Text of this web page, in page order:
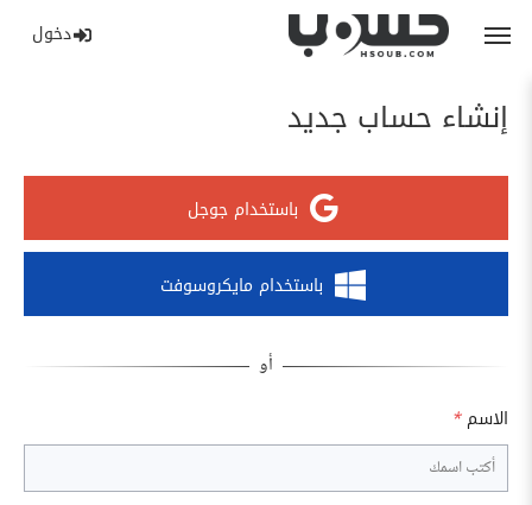
دخول
إنشاء حساب جديد
باستخدام جوجل
باستخدام مايكروسوفت
الاسم *